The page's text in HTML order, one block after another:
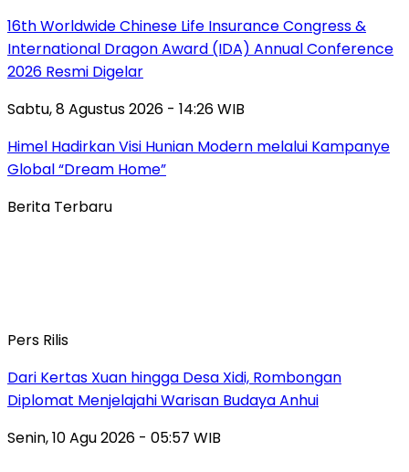
16th Worldwide Chinese Life Insurance Congress &
International Dragon Award (IDA) Annual Conference
2026 Resmi Digelar
Sabtu, 8 Agustus 2026 - 14:26 WIB
Himel Hadirkan Visi Hunian Modern melalui Kampanye
Global “Dream Home”
Berita Terbaru
Pers Rilis
Dari Kertas Xuan hingga Desa Xidi, Rombongan
Diplomat Menjelajahi Warisan Budaya Anhui
Senin, 10 Agu 2026 - 05:57 WIB